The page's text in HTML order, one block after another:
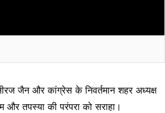
जैन और कांग्रेस के निवर्तमान शहर अध्यक्ष
तपस्या की परंपरा को सराहा।